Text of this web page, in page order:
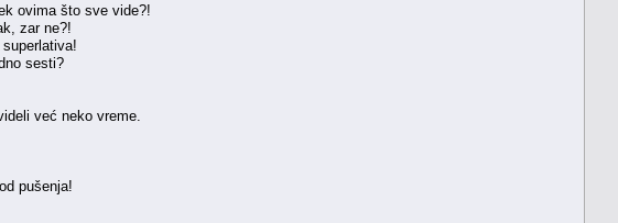
ovima što sve vide?!
zar ne?!
sesti?
već neko vreme.
pušenja!